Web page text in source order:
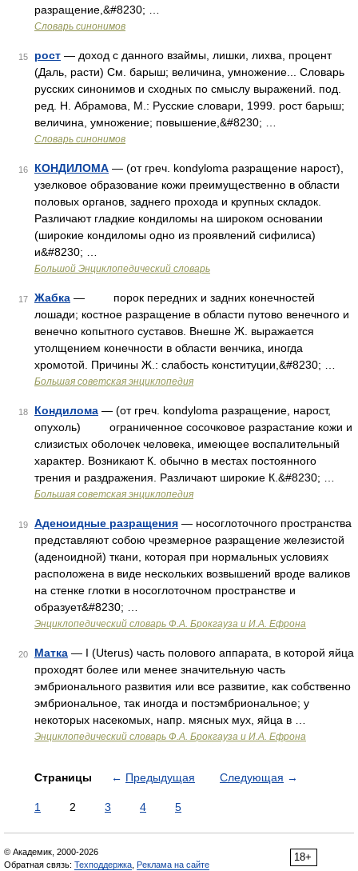
разращение,&#8230; …
Словарь синонимов
15 рост — доход с данного взаймы, лишки, лихва, процент
(Даль, расти) См. барыш; величина, умножение... Словарь
русских синонимов и сходных по смыслу выражений. под.
ред. Н. Абрамова, М.: Русские словари, 1999. рост барыш;
величина, умножение; повышение,&#8230; …
Словарь синонимов
16 КОНДИЛОМА — (от греч. kondyloma разращение нарост),
узелковое образование кожи преимущественно в области
половых органов, заднего прохода и крупных складок.
Различают гладкие кондиломы на широком основании
(широкие кондиломы одно из проявлений сифилиса)
и&#8230; …
Большой Энциклопедический словарь
17 Жабка — порок передних и задних конечностей
лошади; костное разращение в области путово венечного и
венечно копытного суставов. Внешне Ж. выражается
утолщением конечности в области венчика, иногда
хромотой. Причины Ж.: слабость конституции,&#8230; …
Большая советская энциклопедия
18 Кондилома — (от греч. kondyloma разращение, нарост,
опухоль) ограниченное сосочковое разрастание кожи и
слизистых оболочек человека, имеющее воспалительный
характер. Возникают К. обычно в местах постоянного
трения и раздражения. Различают широкие К.&#8230; …
Большая советская энциклопедия
19 Аденоидные разращения — носоглоточного пространства
представляют собою чрезмерное разращение железистой
(аденоидной) ткани, которая при нормальных условиях
расположена в виде нескольких возвышений вроде валиков
на стенке глотки в носоглоточном пространстве и
образует&#8230; …
Энциклопедический словарь Ф.А. Брокгауза и И.А. Ефрона
20 Матка — I (Uterus) часть полового аппарата, в которой яйца
проходят более или менее значительную часть
эмбрионального развития или все развитие, как собственно
эмбриональное, так иногда и постэмбриональное; у
некоторых насекомых, напр. мясных мух, яйца в …
Энциклопедический словарь Ф.А. Брокгауза и И.А. Ефрона
Страницы ← Предыдущая Следующая →
1 2 3 4 5
18+
© Академик, 2000-2026
Обратная связь: Техподдержка Реклама на сайте